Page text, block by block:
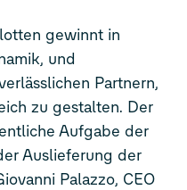
gewinnt in
und
Partnern,
zu gestalten. Der
Aufgabe der
Auslieferung der
Palazzo, CEO